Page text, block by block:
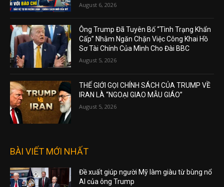
August 6, 2026
Ông Trump Đã Tuyên Bố “Tình Trạng Khẩn
Cấp” Nhằm Ngăn Chặn Việc Công Khai Hồ
Sơ Tài Chính Của Mình Cho Đài BBC
August 5, 2026
THẾ GIỚI GỌI CHÍNH SÁCH CỦA TRUMP VỀ
IRAN LÀ “NGOẠI GIAO MẪU GIÁO”
August 5, 2026
BÀI VIẾT MỚI NHẤT
Đề xuất giúp người Mỹ làm giàu từ bùng nổ
AI của ông Trump